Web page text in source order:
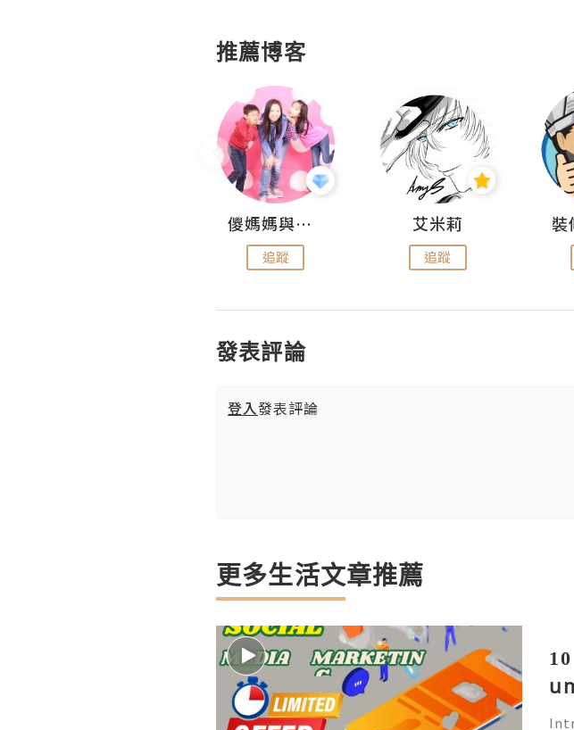
推薦博客
儍媽媽與兩隻小魔怪之家
追蹤
艾米莉
追蹤
發表評論
登入發表評論
更多生活文章推薦